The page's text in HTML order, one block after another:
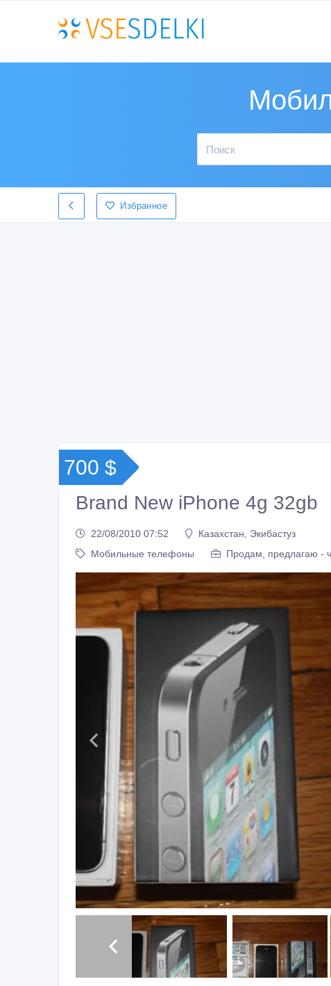
Избранное
700 $
Brand New iPhone 4g 32gb
22/08/2010 07:52
Казахстан, Экибастуз
Мобильные телефоны
Продам, предлагаю -